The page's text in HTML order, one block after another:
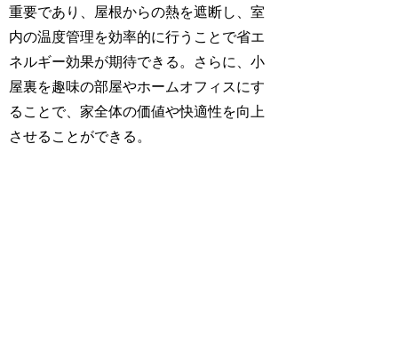
重要であり、屋根からの熱を遮断し、室
内の温度管理を効率的に行うことで省エ
ネルギー効果が期待できる。さらに、小
屋裏を趣味の部屋やホームオフィスにす
ることで、家全体の価値や快適性を向上
させることができる。